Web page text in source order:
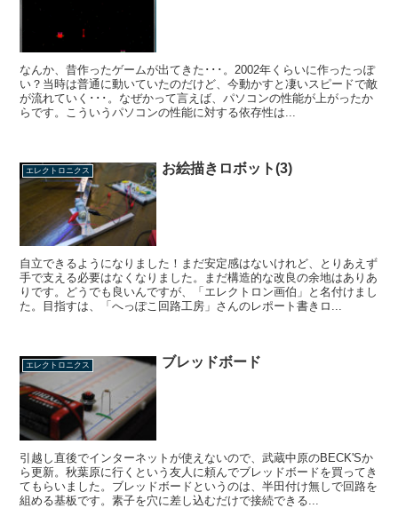
なんか、昔作ったゲームが出てきた･･･。2002年くらいに作ったっぽ
い？当時は普通に動いていたのだけど、今動かすと凄いスピードで敵
が流れていく･･･。なぜかって言えば、パソコンの性能が上がったか
らです。こういうパソコンの性能に対する依存性は...
エレクトロニクス お絵描きロボット(3)
自立できるようになりました！まだ安定感はないけれど、とりあえず
手で支える必要はなくなりました。まだ構造的な改良の余地はありあ
りです。どうでも良いんですが、「エレクトロン画伯」と名付けまし
た。目指すは、「へっぽこ回路工房」さんのレポート書きロ...
エレクトロニクス ブレッドボード
引越し直後でインターネットが使えないので、武蔵中原のBECK'Sか
ら更新。秋葉原に行くという友人に頼んでブレッドボードを買ってき
てもらいました。ブレッドボードというのは、半田付け無しで回路を
組める基板です。素子を穴に差し込むだけで接続できる...